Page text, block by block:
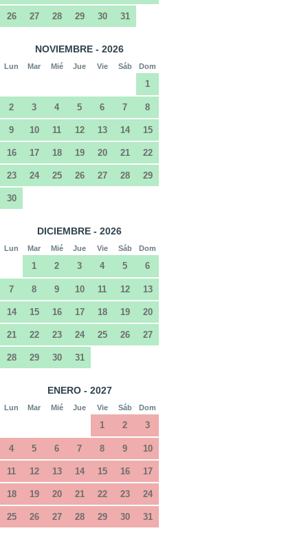
26 27 28 29 30 31
NOVIEMBRE - 2026
Lun Mar Mié Jue Vie Sáb Dom
1
2 3 4 5 6 7 8
9 10 11 12 13 14 15
16 17 18 19 20 21 22
23 24 25 26 27 28 29
30
DICIEMBRE - 2026
Lun Mar Mié Jue Vie Sáb Dom
1 2 3 4 5 6
7 8 9 10 11 12 13
14 15 16 17 18 19 20
21 22 23 24 25 26 27
28 29 30 31
ENERO - 2027
Lun Mar Mié Jue Vie Sáb Dom
1 2 3
4 5 6 7 8 9 10
11 12 13 14 15 16 17
18 19 20 21 22 23 24
25 26 27 28 29 30 31